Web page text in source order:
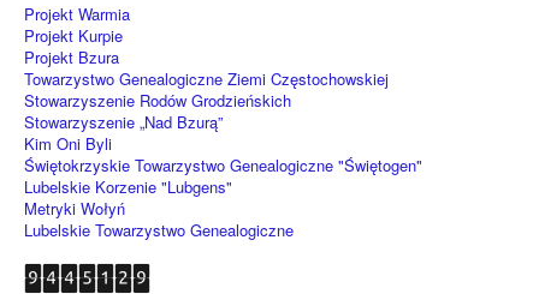
Projekt Warmia
Projekt Kurpie
Projekt Bzura
Towarzystwo Genealogiczne Ziemi Częstochowskiej
Stowarzyszenie Rodów Grodzieńskich
Stowarzyszenie „Nad Bzurą”
Kim Oni Byli
Świętokrzyskie Towarzystwo Genealogiczne "Świętogen"
Lubelskie Korzenie "Lubgens"
Metryki Wołyń
Lubelskie Towarzystwo Genealogiczne